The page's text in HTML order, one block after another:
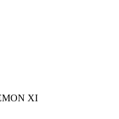
XI